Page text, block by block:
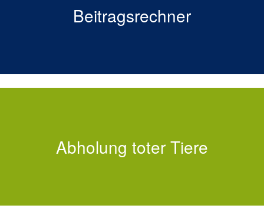
Beitragsrechner
Wie hoch ist mein Beitrag?
Abholung toter Tiere
Informationen zur Tierkörperbeseitigung